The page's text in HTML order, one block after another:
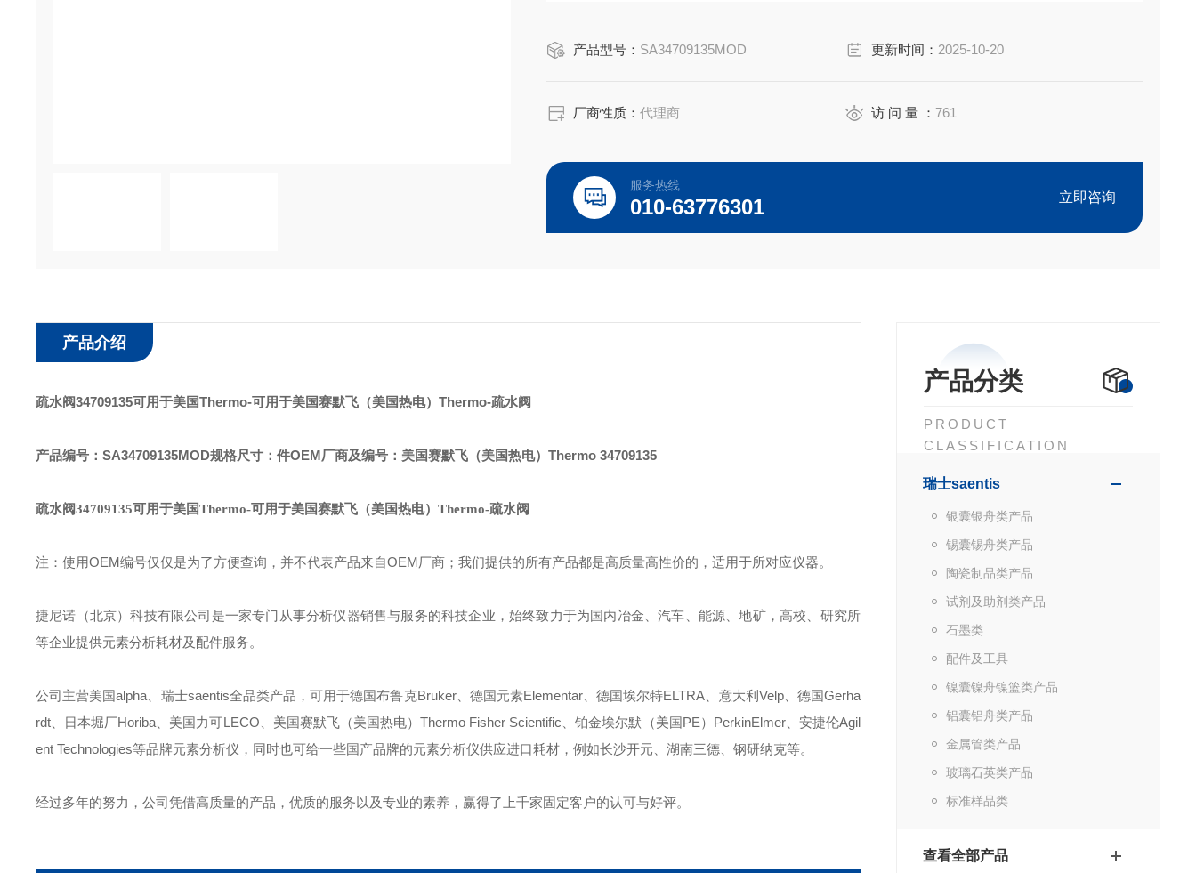
产品型号： SA34709135MOD 更新时间： 2025-10-20
厂商性质：代理商 访 问 量 ： 761
服务热线
010-63776301 立即咨询
产品分类
PRODUCT
CLASSIFICATION
瑞士saentis
银囊银舟类产品
锡囊锡舟类产品
陶瓷制品类产品
试剂及助剂类产品
石墨类
配件及工具
镍囊镍舟镍篮类产品
铝囊铝舟类产品
金属管类产品
玻璃石英类产品
标准样品类
查看全部产品
产品介绍
疏水阀34709135可用于美国Thermo-可用于美国赛默飞（美国热电）Thermo-疏水阀
产品编号：SA34709135MOD规格尺寸：件OEM厂商及编号：美国赛默飞（美国热电）Thermo 34709135
疏水阀34709135可用于美国Thermo-可用于美国赛默飞（美国热电）Thermo-疏水阀
注：使用OEM编号仅仅是为了方便查询，并不代表产品来自OEM厂商；我们提供的所有产品都是高质量高性价的，适用于所对应仪器。
捷尼诺（北京）科技有限公司是一家专门从事分析仪器销售与服务的科技企业，始终致力于为国内冶金、汽车、能源、地矿，高校、研究所
等企业提供元素分析耗材及配件服务。
公司主营美国alpha、瑞士saentis全品类产品，可用于德国布鲁克Bruker、德国元素Elementar、德国埃尔特ELTRA、意大利Velp、德国Gerha
rdt、日本堀厂Horiba、美国力可LECO、美国赛默飞（美国热电）Thermo Fisher Scientific、铂金埃尔默（美国PE）PerkinElmer、安捷伦Agil
ent Technologies等品牌元素分析仪，同时也可给一些国产品牌的元素分析仪供应进口耗材，例如长沙开元、湖南三德、钢研纳克等。
经过多年的努力，公司凭借高质量的产品，优质的服务以及专业的素养，赢得了上千家固定客户的认可与好评。